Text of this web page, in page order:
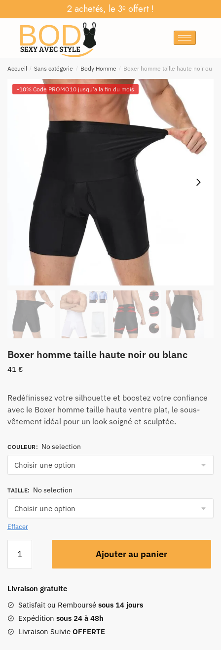
2 achetés, le 3ᵉ offert !
Accueil / Sans catégorie / Body Homme / Boxer homme taille haute noir ou
-10% Code PROMO10 jusqu'a la fin du mois
Boxer homme taille haute noir ou blanc
41 €
Redéfinissez votre silhouette et boostez votre confiance
avec le Boxer homme taille haute ventre plat, le sous-
vêtement idéal pour un look soigné et sculptée.
COULEUR: No selection
TAILLE: No selection
Effacer
Ajouter au panier
Livraison gratuite
Satisfait ou Remboursé sous 14 jours
Expédition sous 24 à 48h
Livraison Suivie OFFERTE